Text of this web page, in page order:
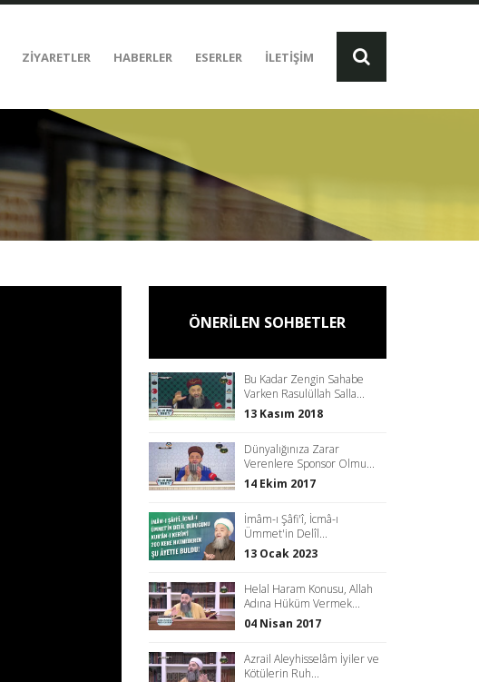
ZİYARETLER HABERLER ESERLER İLETİŞİM
ÖNERİLEN SOHBETLER
Bu Kadar Zengin Sahabe
Varken Rasulüllah Salla...
13 Kasım 2018
Dünyalığınıza Zarar
Verenlere Sponsor Olmu...
14 Ekim 2017
İmâm-ı Şâfi'î, İcmâ-ı
Ümmet'in Delîl...
13 Ocak 2023
Helal Haram Konusu, Allah
Adına Hüküm Vermek...
04 Nisan 2017
Azrail Aleyhisselâm İyiler ve
Kötülerin Ruh...